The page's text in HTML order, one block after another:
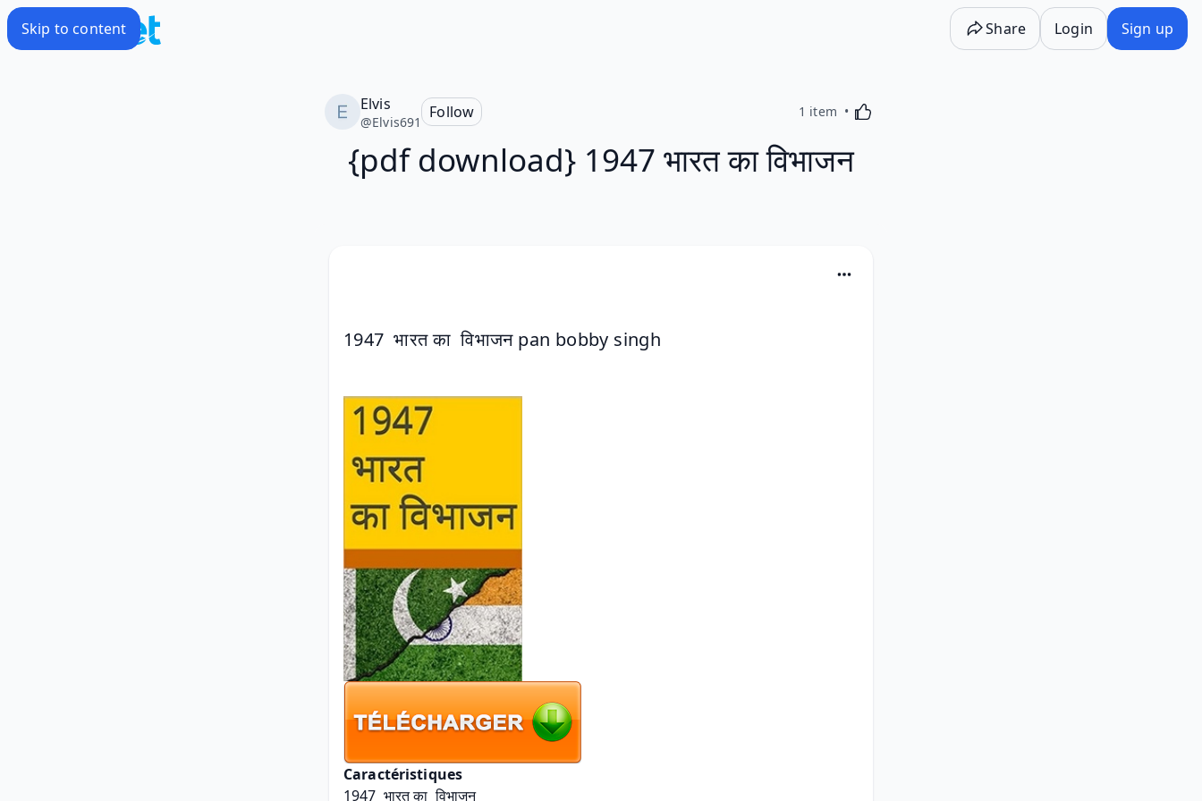
Skip to content Share Login Sign up
Elvis
@Elvis691
Follow 1 item Activating this element will cause content on the
{pdf download} 1947 भारत का विभाजन
1947  भारत का  विभाजन pan bobby singh
Caractéristiques
1947  भारत का  विभाजन